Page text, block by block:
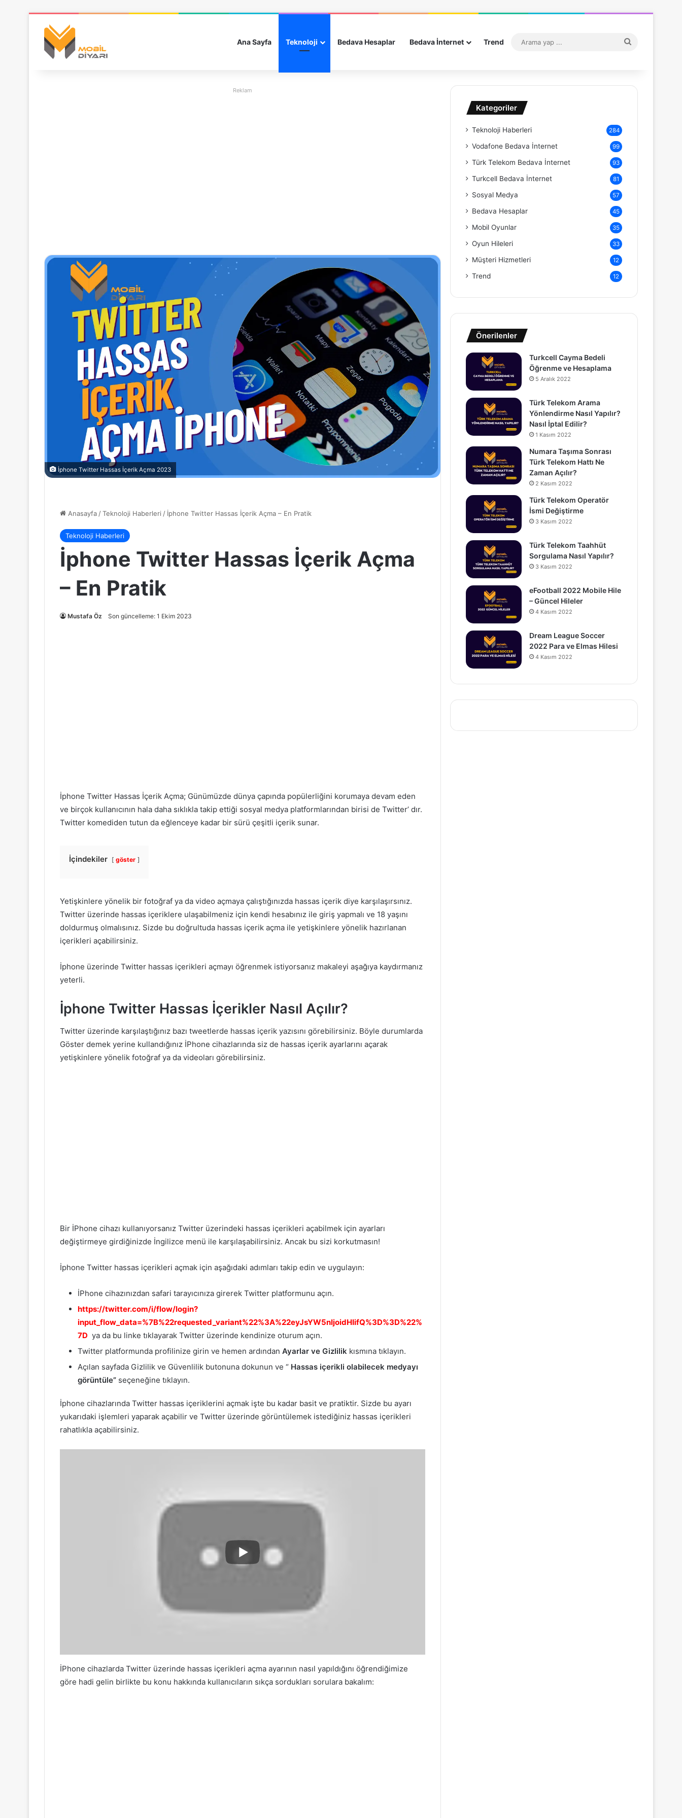
Ana Sayfa Teknoloji Bedava Hesaplar Bedava İnternet Trend
Reklam
İphone Twitter Hassas İçerik Açma 2023
Anasayfa /Teknoloji Haberleri / İphone Twitter Hassas İçerik Açma – En Pratik
Teknoloji Haberleri
İphone Twitter Hassas İçerik Açma
– En Pratik
Mustafa Öz Son güncelleme: 1 Ekim 2023
İphone Twitter Hassas İçerik Açma; Günümüzde dünya çapında popülerliğini korumaya devam eden
ve birçok kullanıcının hala daha sıklıkla takip ettiği sosyal medya platformlarından birisi de Twitter’ dır.
Twitter komediden tutun da eğlenceye kadar bir sürü çeşitli içerik sunar.
İçindekiler göster
Yetişkinlere yönelik bir fotoğraf ya da video açmaya çalıştığınızda hassas içerik diye karşılaşırsınız.
Twitter üzerinde hassas içeriklere ulaşabilmeniz için kendi hesabınız ile giriş yapmalı ve 18 yaşını
doldurmuş olmalısınız. Sizde bu doğrultuda hassas içerik açma ile yetişkinlere yönelik hazırlanan
içerikleri açabilirsiniz.
İphone üzerinde Twitter hassas içerikleri açmayı öğrenmek istiyorsanız makaleyi aşağıya kaydırmanız
yeterli.
İphone Twitter Hassas İçerikler Nasıl Açılır?
Twitter üzerinde karşılaştığınız bazı tweetlerde hassas içerik yazısını görebilirsiniz. Böyle durumlarda
Göster demek yerine kullandığınız İPhone cihazlarında siz de hassas içerik ayarlarını açarak
yetişkinlere yönelik fotoğraf ya da videoları görebilirsiniz.
Bir İPhone cihazı kullanıyorsanız Twitter üzerindeki hassas içerikleri açabilmek için ayarları
değiştirmeye girdiğinizde İngilizce menü ile karşılaşabilirsiniz. Ancak bu sizi korkutmasın!
İphone Twitter hassas içerikleri açmak için aşağıdaki adımları takip edin ve uygulayın:
İPhone cihazınızdan safari tarayıcınıza girerek Twitter platformunu açın.
https://twitter.com/i/flow/login?
input_flow_data=%7B%22requested_variant%22%3A%22eyJsYW5nIjoidHIifQ%3D%3D%22%
7D ya da bu linke tıklayarak Twitter üzerinde kendinize oturum açın.
Twitter platformunda profilinize girin ve hemen ardından Ayarlar ve Gizlilik kısmına tıklayın.
Açılan sayfada Gizlilik ve Güvenlilik butonuna dokunun ve “ Hassas içerikli olabilecek medyayı
görüntüle” seçeneğine tıklayın.
İphone cihazlarında Twitter hassas içeriklerini açmak işte bu kadar basit ve pratiktir. Sizde bu ayarı
yukarıdaki işlemleri yaparak açabilir ve Twitter üzerinde görüntülemek istediğiniz hassas içerikleri
rahatlıkla açabilirsiniz.
İPhone cihazlarda Twitter üzerinde hassas içerikleri açma ayarının nasıl yapıldığını öğrendiğimize
göre hadi gelin birlikte bu konu hakkında kullanıcıların sıkça sordukları sorulara bakalım:
Kategoriler
Teknoloji Haberleri 284
Vodafone Bedava İnternet 99
Türk Telekom Bedava İnternet 93
Turkcell Bedava İnternet 81
Sosyal Medya 57
Bedava Hesaplar 45
Mobil Oyunlar 35
Oyun Hileleri 33
Müşteri Hizmetleri 12
Trend 12
Önerilenler
Turkcell Cayma Bedeli
Öğrenme ve Hesaplama
5 Aralık 2022
Türk Telekom Arama
Yönlendirme Nasıl Yapılır?
Nasıl İptal Edilir?
1 Kasım 2022
Numara Taşıma Sonrası
Türk Telekom Hattı Ne
Zaman Açılır?
2 Kasım 2022
Türk Telekom Operatör
İsmi Değiştirme
3 Kasım 2022
Türk Telekom Taahhüt
Sorgulama Nasıl Yapılır?
3 Kasım 2022
eFootball 2022 Mobile Hile
– Güncel Hileler
4 Kasım 2022
Dream League Soccer
2022 Para ve Elmas Hilesi
4 Kasım 2022